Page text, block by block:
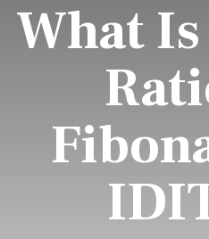
What